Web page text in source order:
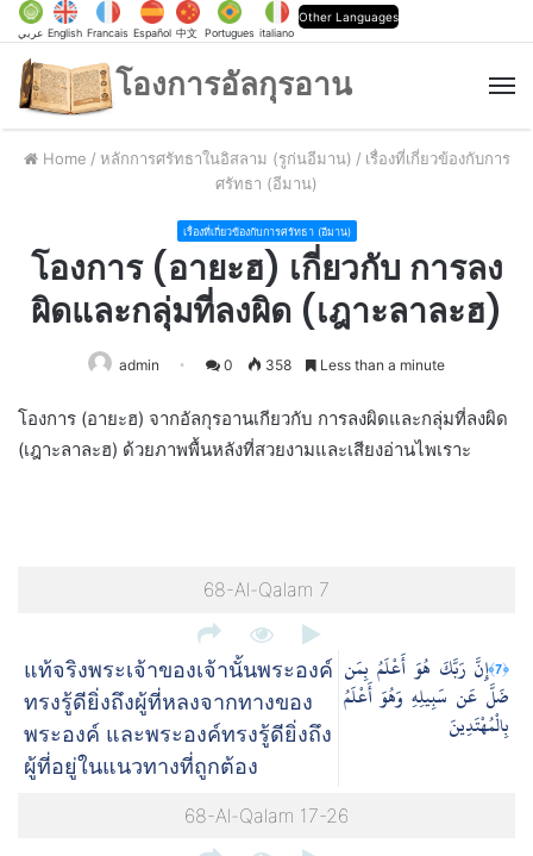
عربي English Francais Español 中文 Portugues italiano
Other Languages
โองการอัลกุรอาน
Home / หลักการศรัทธาในอิสลาม (รูก่นอีมาน) / เรื่องที่เกี่ยวข้องกับการ
ศรัทธา (อีมาน)
เรื่องที่เกี่ยวข้องกับการศรัทธา (อีมาน)
โองการ (อายะฮ) เกี่ยวกับ การลง
ผิดและกลุ่มที่ลงผิด (เฎาะลาละฮ)
admin 0 358 Less than a minute
โองการ (อายะฮ) จากอัลกุรอานเกียวกับ การลงผิดและกลุ่มที่ลงผิด
(เฎาะลาละฮ) ด้วยภาพพื้นหลังที่สวยงามและเสียงอ่านไพเราะ
68-Al-Qalam 7
แท้จริงพระเจ้าของเจ้านั้นพระองค์
ทรงรู้ดียิ่งถึงผู้ที่หลงจากทางของ
พระองค์ และพระองค์ทรงรู้ดียิ่งถึง
ผู้ที่อยู่ในแนวทางที่ถูกต้อง
﴿7﴾ إِنَّ رَبَّكَ هُوَ أَعْلَمُ بِمَن
ضَلَّ عَن سَبِيلِهِ وَهُوَ أَعْلَمُ
بِالْمُهْتَدِينَ
68-Al-Qalam 17-26